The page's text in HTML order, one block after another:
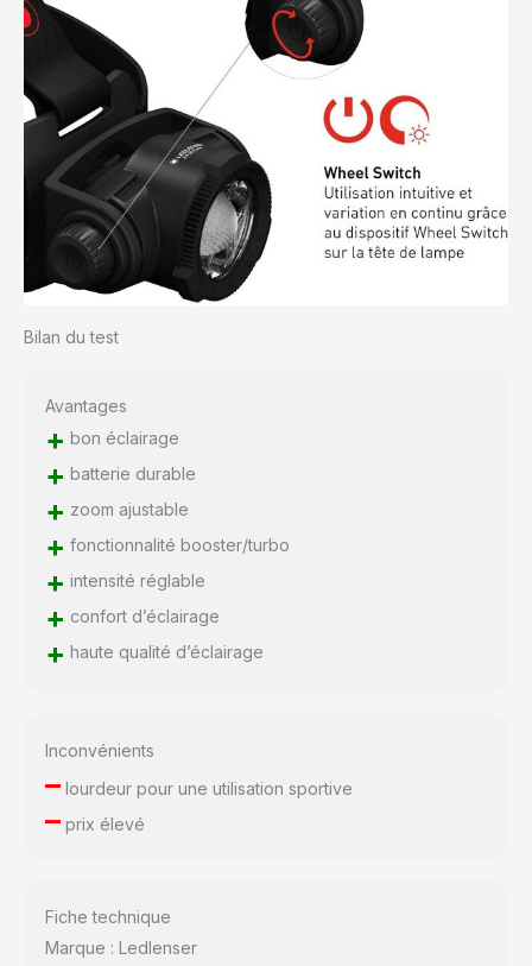
Bilan du test
Avantages
+ bon éclairage
+ batterie durable
+ zoom ajustable
+ fonctionnalité booster/turbo
+ intensité réglable
+ confort d’éclairage
+ haute qualité d’éclairage
Inconvénients
–lourdeur pour une utilisation sportive
–prix élevé
Fiche technique
Marque : Ledlenser